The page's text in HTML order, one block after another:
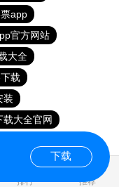
app
官方网站
大全
载
装
载大全官网
排行 推荐
下载